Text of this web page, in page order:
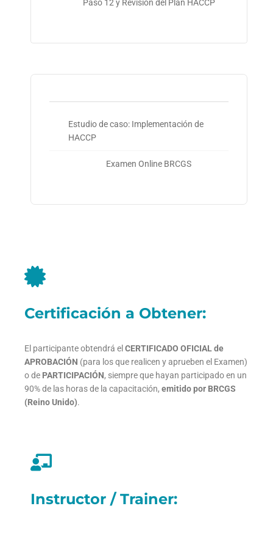
Paso 12 y Revisión del Plan HACCP
Estudio de caso: Implementación de
HACCP
Examen Online BRCGS
Certificación a Obtener:
El participante obtendrá el CERTIFICADO OFICIAL de
APROBACIÓN (para los que realicen y aprueben el Examen)
o de PARTICIPACIÓN, siempre que hayan participado en un
90% de las horas de la capacitación, emitido por BRCGS
(Reino Unido).
Instructor / Trainer: